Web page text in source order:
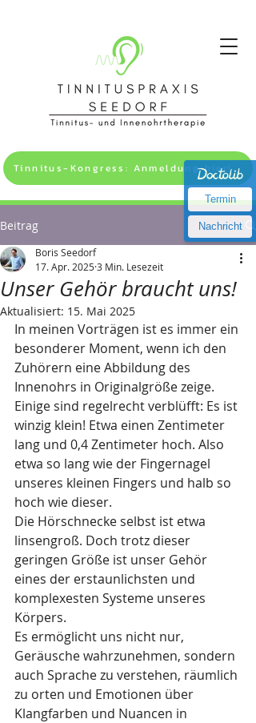
Tinnitus-Kongress: Anmeldung hier! >>
Beitrag
Unser Gehör braucht uns!
Boris Seedorf
17. Apr. 20253 Min. Lesezeit
Aktualisiert: 15. Mai 2025
In meinen Vorträgen ist es immer ein
besonderer Moment, wenn ich den
Zuhörern eine Abbildung des
Innenohrs in Originalgröße zeige.
Einige sind regelrecht verblüfft: Es ist
winzig klein! Etwa einen Zentimeter
lang und 0,4 Zentimeter hoch. Also
etwa so lang wie der Fingernagel
unseres kleinen Fingers und halb so
hoch wie dieser.
Die Hörschnecke selbst ist etwa
linsengroß. Doch trotz dieser
geringen Größe ist unser Gehör
eines der erstaunlichsten und
komplexesten Systeme unseres
Körpers.
Es ermöglicht uns nicht nur,
Geräusche wahrzunehmen, sondern
auch Sprache zu verstehen, räumlich
zu orten und Emotionen über
Klangfarben und Nuancen in
Termin
Nachricht